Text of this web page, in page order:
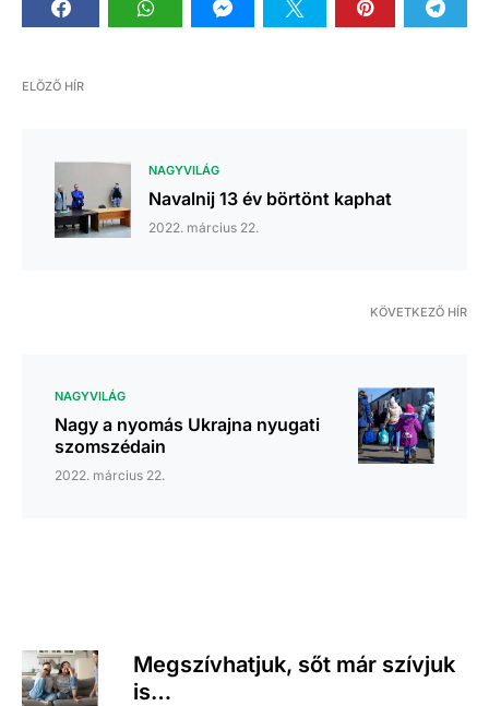
ELŐZŐ HÍR
NAGYVILÁG
Navalnij 13 év börtönt kaphat
2022. március 22.
KÖVETKEZŐ HÍR
NAGYVILÁG
Nagy a nyomás Ukrajna nyugati
szomszédain
2022. március 22.
Megszívhatjuk, sőt már szívjuk
is…